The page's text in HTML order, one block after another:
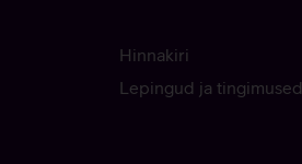
Hinnakiri
Lepingud ja tingimused